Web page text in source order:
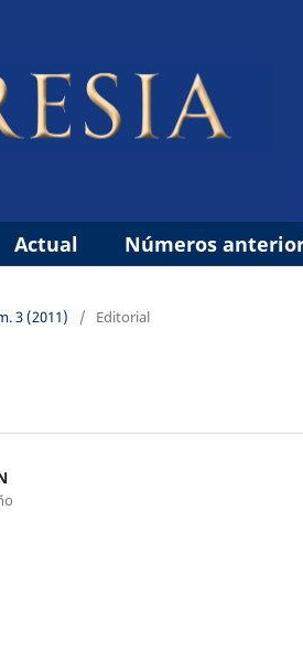
Actual Números
3 (2011) / Editorial